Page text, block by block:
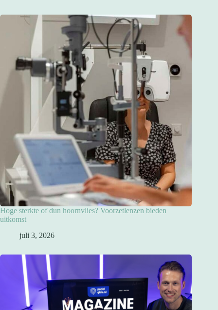
Hoge sterkte of dun hoornvlies? Voorzetlenzen bieden
uitkomst
juli 3, 2026